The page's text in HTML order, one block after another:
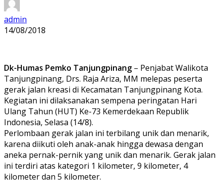
admin
14/08/2018
Dk-Humas Pemko Tanjungpinang – Penjabat Walikota
Tanjungpinang, Drs. Raja Ariza, MM melepas peserta
gerak jalan kreasi di Kecamatan Tanjungpinang Kota.
Kegiatan ini dilaksanakan sempena peringatan Hari
Ulang Tahun (HUT) Ke-73 Kemerdekaan Republik
Indonesia, Selasa (14/8).
Perlombaan gerak jalan ini terbilang unik dan menarik,
karena diikuti oleh anak-anak hingga dewasa dengan
aneka pernak-pernik yang unik dan menarik. Gerak jalan
ini terdiri atas kategori 1 kilometer, 9 kilometer, 4
kilometer dan 5 kilometer.